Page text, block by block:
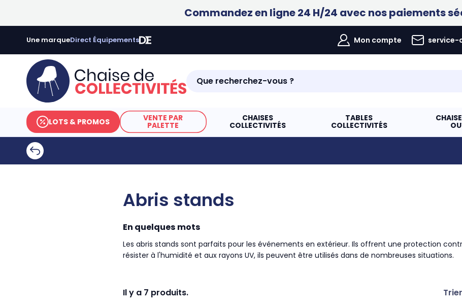
Commandez en ligne 24 H/24 avec nos paiements
Une marqueDirect Équipements Mon compte service-
LOTS & PROMOS VENTE PAR
PALETTE
CHAISES
COLLECTIVITÉS
TABLES
COLLECTIVITÉS
Abris stands
En quelques mots
Les abris stands sont parfaits pour les événements en extérieur. Ils offrent une protection
résister à l'humidité et aux rayons UV, ils peuvent être utilisés dans de nombreuses situations.
Il y a 7 produits.